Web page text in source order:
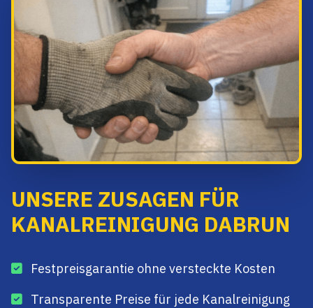
UNSERE ZUSAGEN FÜR
KANALREINIGUNG DABRUN
Festpreisgarantie ohne versteckte Kosten
Transparente Preise für jede Kanalreinigung